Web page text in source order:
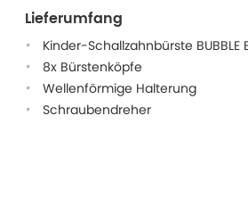
Lieferumfang
Kinder-Schallzahnbürste BUBBLE
8x Bürstenköpfe
Wellenförmige Halterung
Schraubendreher